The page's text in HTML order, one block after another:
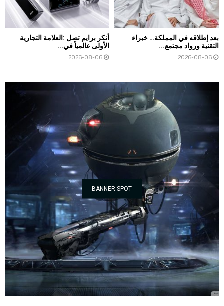
بعد إطلاقه في المملكة… خبراء
التقنية ورواد مجتمع...
2026-08-06
أنكر برايم تصل :العلامة التجارية
الأولى عالمياً في...
2026-08-06
BANNER SPOT